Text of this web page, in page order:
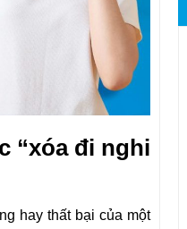
“xóa đi nghi
hay thất bại của một